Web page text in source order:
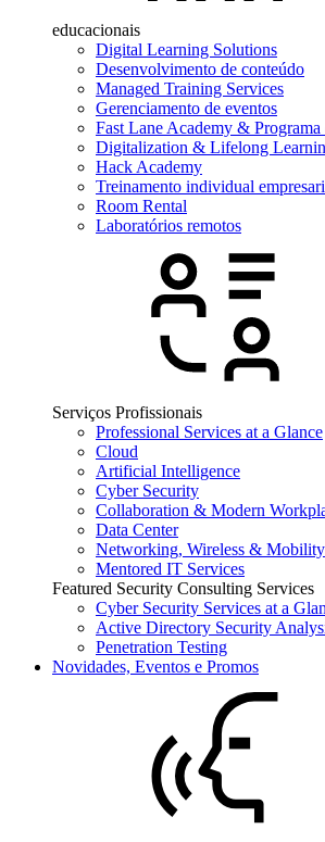
educacionais
Digital Learning Solutions
Desenvolvimento de conteúdo
Managed Training Services
Gerenciamento de eventos
Fast Lane Academy & Programa
Digitalization & Lifelong
Hack Academy
Treinamento individual
Room Rental
Laboratórios remotos
Serviços Profissionais
Professional Services at a Glance
Cloud
Artificial Intelligence
Cyber Security
Collaboration & Modern
Data Center
Networking, Wireless & Mobility
Mentored IT Services
Featured Security Consulting Services
Cyber Security Services at a
Active Directory Security
Penetration Testing
Novidades, Eventos e Promos